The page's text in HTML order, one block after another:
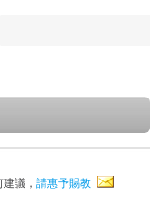
議， 請惠予賜教